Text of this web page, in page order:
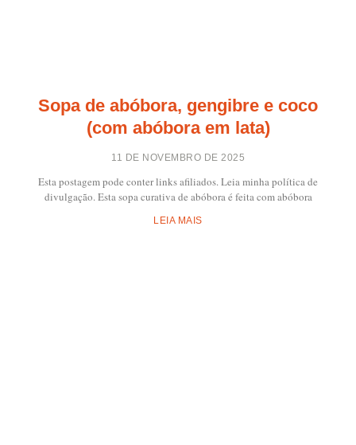
Sopa de abóbora, gengibre e coco
(com abóbora em lata)
11 DE NOVEMBRO DE 2025
Esta postagem pode conter links afiliados. Leia minha política de
divulgação. Esta sopa curativa de abóbora é feita com abóbora
LEIA MAIS